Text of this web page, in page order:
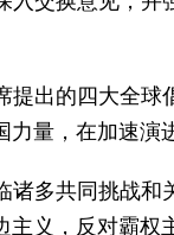
提出的四大全
力量，在加速
诸多共同挑战
义，反对霸